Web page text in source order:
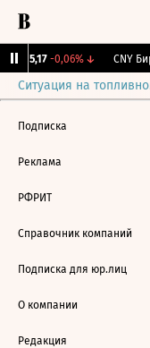
115,17 -0,06%↓ CNY
Ситуация на
Подписка
Реклама
РФРИТ
Справочник компаний
Подписка для юр.лиц
О компании
Редакция